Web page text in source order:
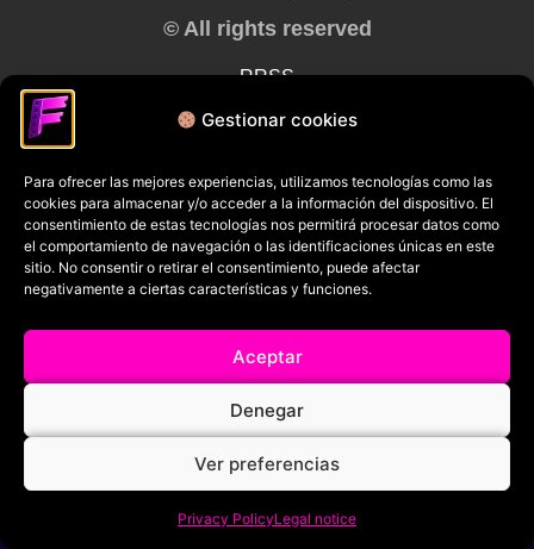
Gestionar cookies
Para ofrecer las mejores experiencias, utilizamos tecnologías como las
cookies para almacenar y/o acceder a la información del dispositivo. El
consentimiento de estas tecnologías nos permitirá procesar datos como
el comportamiento de navegación o las identificaciones únicas en este
sitio. No consentir o retirar el consentimiento, puede afectar
negativamente a ciertas características y funciones.
Aceptar
Denegar
Ver preferencias
Privacy PolicyLegal notice
© All rights reserved
RRSS